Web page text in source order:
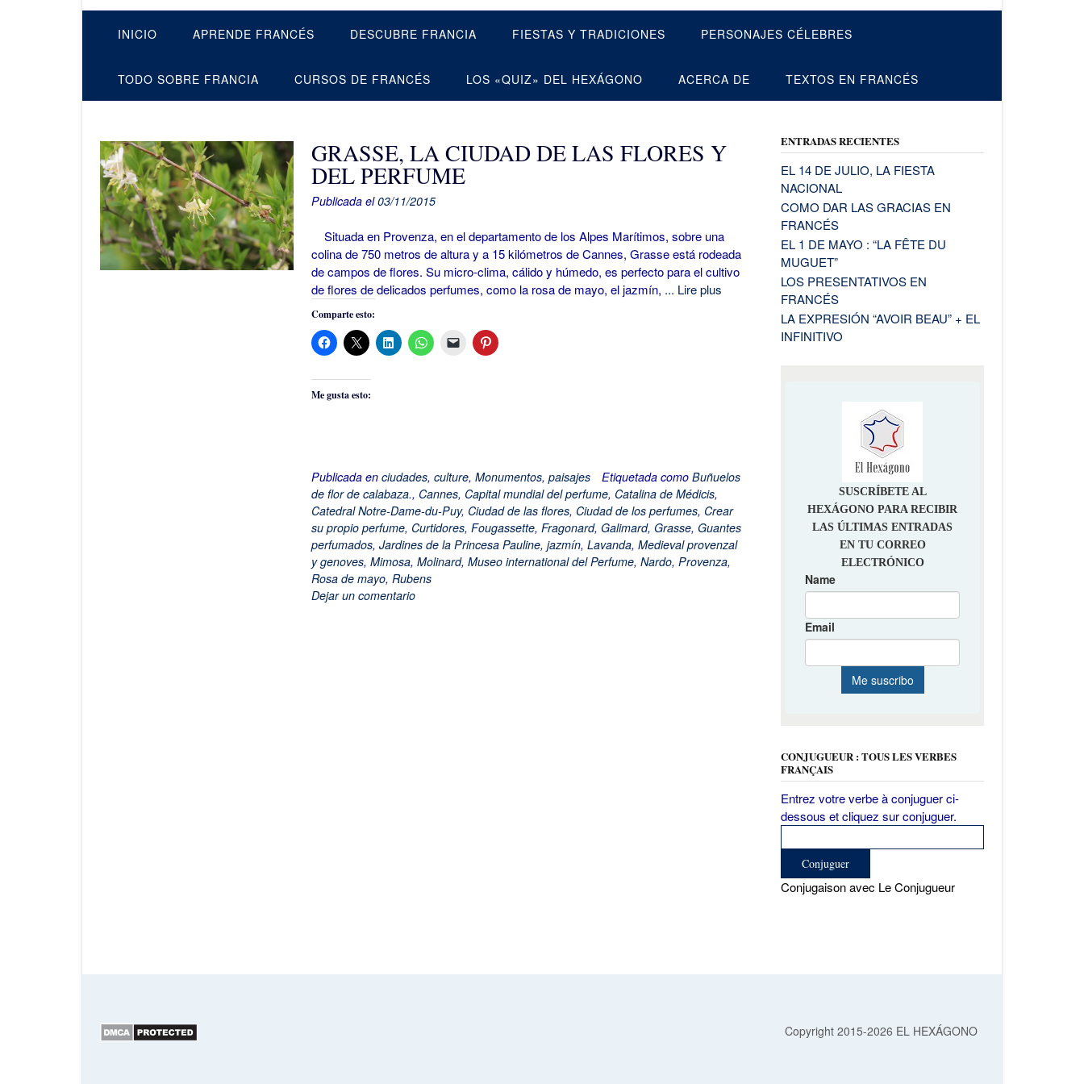
INICIO APRENDE FRANCÉS DESCUBRE FRANCIA FIESTAS Y TRADICIONES PERSONAJES CÉLEBRES
TODO SOBRE FRANCIA CURSOS DE FRANCÉS LOS «QUIZ» DEL HEXÁGONO ACERCA DE TEXTOS EN FRANCÉS
GRASSE, LA CIUDAD DE LAS FLORES Y
DEL PERFUME
Publicada el03/11/2015
Situada en Provenza, en el departamento de los Alpes Marítimos, sobre una
colina de 750 metros de altura y a 15 kilómetros de Cannes, Grasse está rodeada
de campos de flores. Su micro-clima, cálido y húmedo, es perfecto para el cultivo
de flores de delicados perfumes, como la rosa de mayo, el jazmín, ... Lire plus
Comparte esto:
Me gusta esto:
Publicada en ciudades, culture, Monumentos, paisajes Etiquetada como Buñuelos
de flor de calabaza., Cannes, Capital mundial del perfume, Catalina de Médicis,
Catedral Notre-Dame-du-Puy, Ciudad de las flores, Ciudad de los perfumes, Crear
su propio perfume, Curtidores, Fougassette, Fragonard, Galimard, Grasse, Guantes
perfumados, Jardines de la Princesa Pauline, jazmín, Lavanda, Medieval provenzal
y genoves, Mimosa, Molinard, Museo international del Perfume, Nardo, Provenza,
Rosa de mayo, Rubens
Dejar un comentario
ENTRADAS RECIENTES
EL 14 DE JULIO, LA FIESTA
NACIONAL
COMO DAR LAS GRACIAS EN
FRANCÉS
EL 1 DE MAYO : “LA FÊTE DU
MUGUET”
LOS PRESENTATIVOS EN
FRANCÉS
LA EXPRESIÓN “AVOIR BEAU” + EL
INFINITIVO
CONJUGUEUR : TOUS LES VERBES
FRANÇAIS
Entrez votre verbe à conjuguer ci-
dessous et cliquez sur conjuguer.
Conjugaison avec Le Conjugueur
Copyright 2015-2026 EL HEXÁGONO